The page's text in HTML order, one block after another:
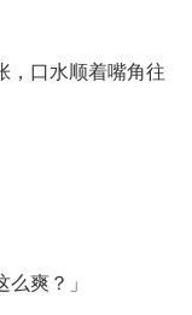
口水顺着嘴角往
爽？」